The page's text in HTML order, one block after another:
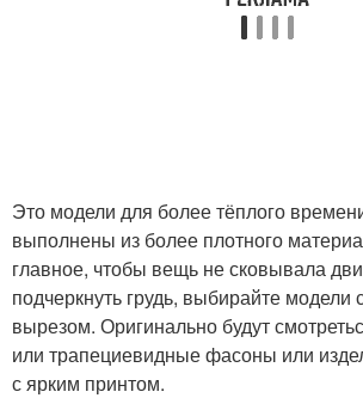
Это модели для более тёплого
выполнены из более плотного
главное, чтобы вещь не сковывала
подчеркнуть грудь, выбирайте модели
вырезом. Оригинально будут
или трапециевидные фасоны или
с ярким принтом.